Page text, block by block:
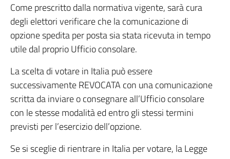
Come prescritto dalla normativa vigente, sarà cura
degli elettori verificare che la comunicazione di
opzione spedita per posta sia stata ricevuta in tempo
utile dal proprio Ufficio consolare.
La scelta di votare in Italia può essere
successivamente REVOCATA con una comunicazione
scritta da inviare o consegnare all’Ufficio consolare
con le stesse modalità ed entro gli stessi termini
previsti per l’esercizio dell’opzione.
Se si sceglie di rientrare in Italia per votare, la Legge